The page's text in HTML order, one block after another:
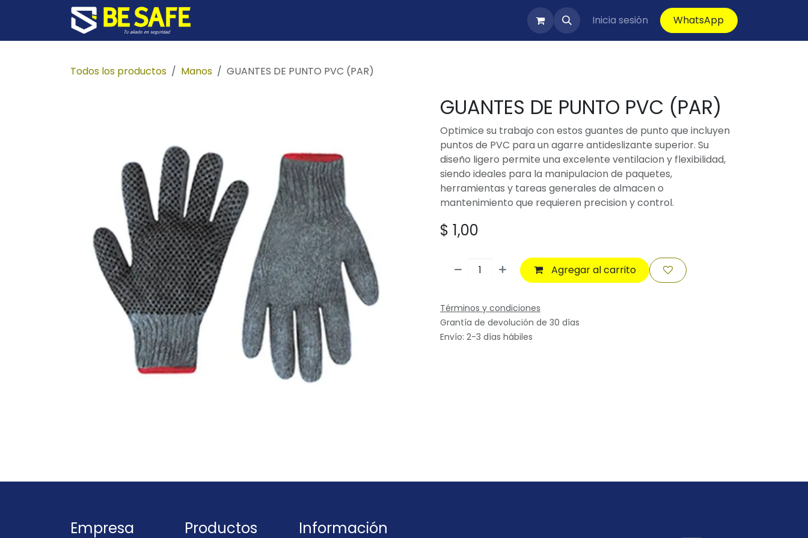
Inicia sesión WhatsApp
Todos los productos Manos GUANTES DE PUNTO PVC (PAR)
GUANTES DE PUNTO PVC (PAR)
Optimice su trabajo con estos guantes de punto que incluyen
puntos de PVC para un agarre antideslizante superior. Su
diseño ligero permite una excelente ventilacion y flexibilidad,
siendo ideales para la manipulacion de paquetes,
herramientas y tareas generales de almacen o
mantenimiento que requieren precision y control.
$ 1,00
Agregar al carrito
Términos y condiciones
Grantía de devolución de 30 días
Envío: 2-3 días hábiles
Empresa Productos Información